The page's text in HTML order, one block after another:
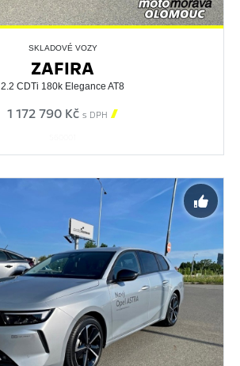
SKLADOVÉ VOZY
ZAFIRA
2.2 CDTi 180k Elegance AT8
1 172 790 Kč s DPH 